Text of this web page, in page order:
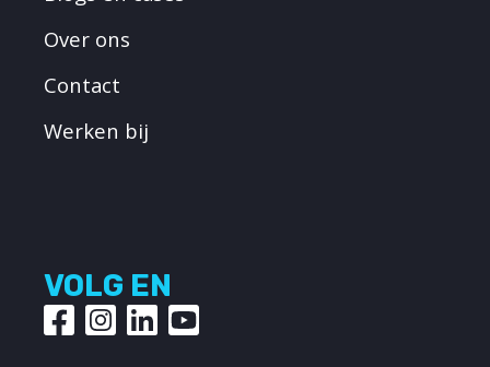
Over ons
Contact
Werken bij
VOLG EN